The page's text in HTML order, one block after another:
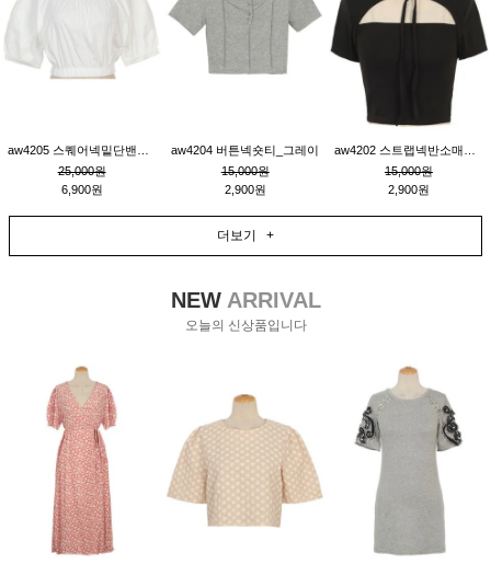
25,000원
6,900원
aw4204 버튼넥숏티_그레이
15,000원
2,900원
15,000원
2,900원
더보기 +
NEWARRIVAL
오늘의 신상품입니다